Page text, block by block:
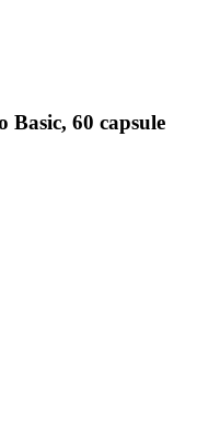
Basic, 60 capsule